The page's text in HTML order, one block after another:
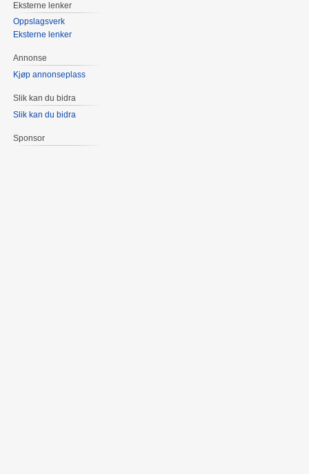
Eksterne lenker
Oppslagsverk
Eksterne lenker
Annonse
Kjøp annonseplass
Slik kan du bidra
Slik kan du bidra
Sponsor